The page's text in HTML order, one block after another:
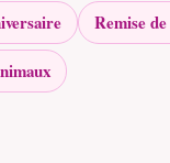
Remise